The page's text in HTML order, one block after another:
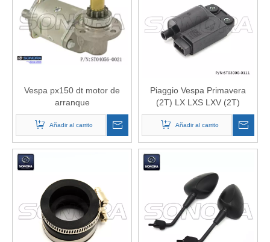
Vespa px150 dt motor de
arranque
Añadir al carrito
Piaggio Vespa Primavera
(2T) LX LXS LXV (2T)
641452 CDI (P / N: ST03000-
0111) Calidad superior
Añadir al carrito